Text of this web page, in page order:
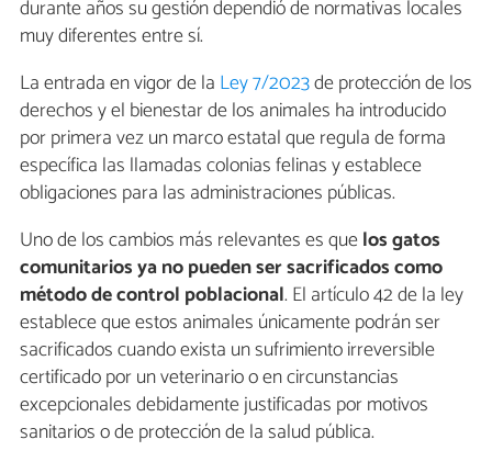
durante años su gestión dependió de normativas locales
muy diferentes entre sí.
La entrada en vigor de la Ley 7/2023de protección de los
derechos y el bienestar de los animales ha introducido
por primera vez un marco estatal que regula de forma
específica las llamadas colonias felinas y establece
obligaciones para las administraciones públicas.
Uno de los cambios más relevantes es quelos gatos
comunitarios ya no pueden ser sacrificados como
método de control poblacional. El artículo 42 de la ley
establece que estos animales únicamente podrán ser
sacrificados cuando exista un sufrimiento irreversible
certificado por un veterinario o en circunstancias
excepcionales debidamente justificadas por motivos
sanitarios o de protección de la salud pública.